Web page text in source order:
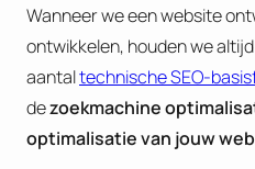
Wanneer we een website
ontwikkelen, houden we
aantaltechnische SEO-
dezoekmachine
optimalisatie van jouw